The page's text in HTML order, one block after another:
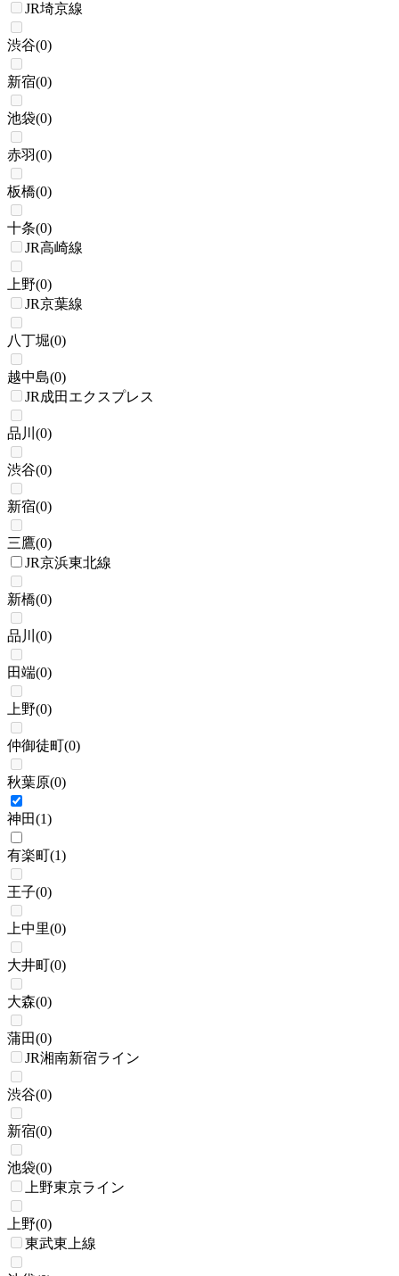
JR埼京線
渋谷(0)
新宿(0)
池袋(0)
赤羽(0)
板橋(0)
十条(0)
JR高崎線
上野(0)
JR京葉線
八丁堀(0)
越中島(0)
JR成田エクスプレス
品川 (0)
渋谷(0)
新宿(0)
三鷹(0)
JR京浜東北線
新橋(0)
品川 (0)
田端(0)
上野(0)
仲御徒町(0)
秋葉原(0)
神田(1)
有楽町(1)
王子(0)
上中里(0)
大井町(0)
大森(0)
蒲田(0)
JR湘南新宿ライン
渋谷(0)
新宿(0)
池袋(0)
上野東京ライン
上野(0)
東武東上線